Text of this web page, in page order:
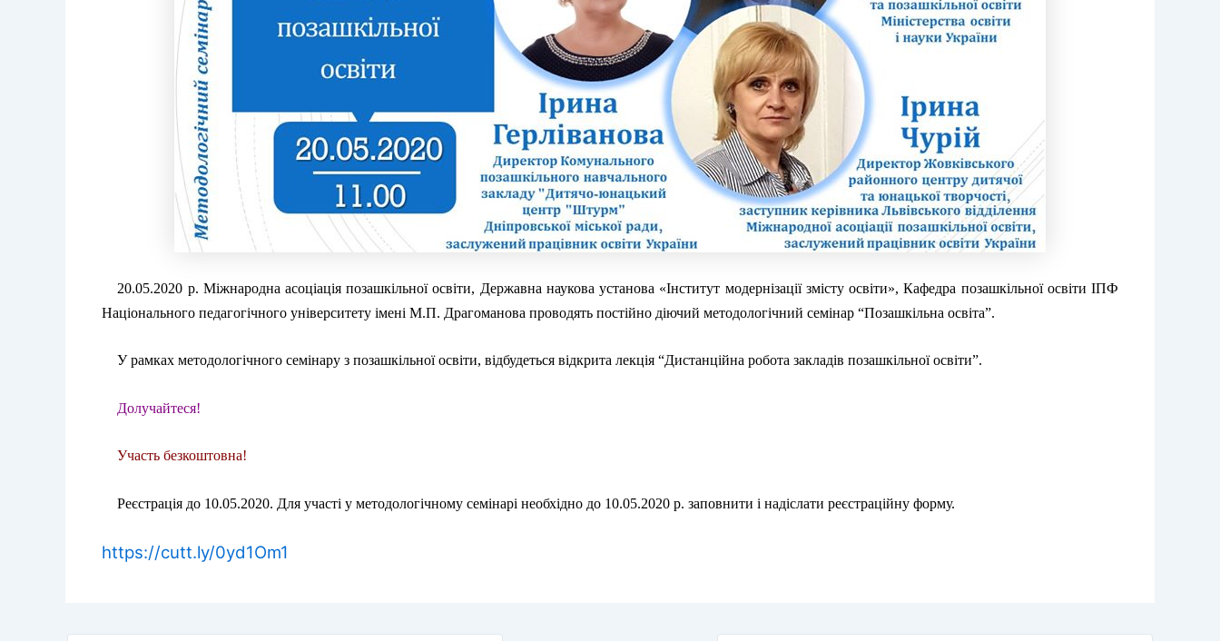
20.05.2020 р. Міжнародна асоціація позашкільної освіти, Державна наукова установа «Інститут модернізації змісту освіти», Кафедра позашкільної освіти ІПФ
Національного педагогічного університету імені М.П. Драгоманова проводять постійно діючий методологічний семінар “Позашкільна освіта”.
У рамках методологічного семінару з позашкільної освіти, відбудеться відкрита лекція “Дистанційна робота закладів позашкільної освіти”.
Долучайтеся!
Участь безкоштовна!
Реєстрація до 10.05.2020. Для участі у методологічному семінарі необхідно до 10.05.2020 р. заповнити і надіслати реєстраційну форму.
https://cutt.ly/0yd1Om1